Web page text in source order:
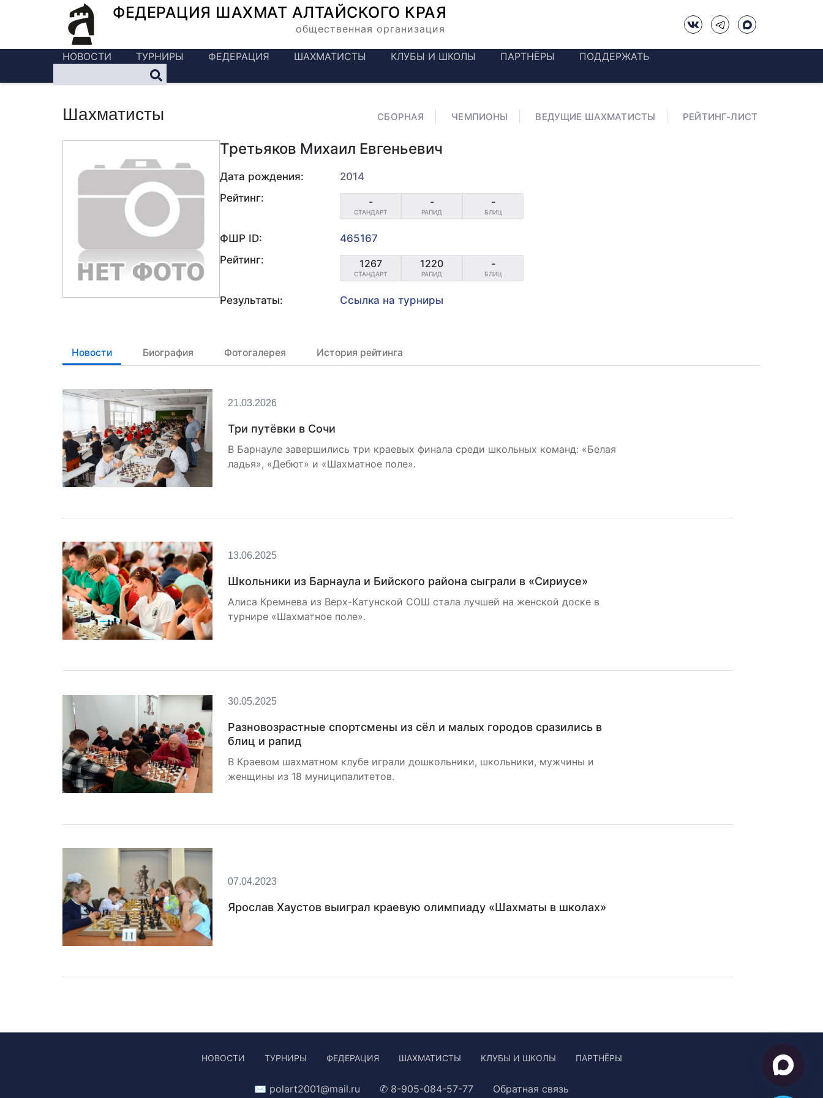
ФЕДЕРАЦИЯ ШАХМАТ АЛТАЙСКОГО КРАЯ
общественная организация
НОВОСТИ ТУРНИРЫ ФЕДЕРАЦИЯ ШАХМАТИСТЫ КЛУБЫ И ШКОЛЫ ПАРТНЁРЫ ПОДДЕРЖАТЬ
Шахматисты СБОРНАЯ ЧЕМПИОНЫ ВЕДУЩИЕ ШАХМАТИСТЫ РЕЙТИНГ-ЛИСТ
Третьяков Михаил Евгеньевич
Дата рождения:
2014
Рейтинг:
-
СТАНДАРТ
-
РАПИД
-
БЛИЦ
ФШР ID:
465167
Рейтинг:
1267
СТАНДАРТ
1220
РАПИД
-
БЛИЦ
Результаты: Ссылка на турниры
Новости Биография Фотогалерея История рейтинга
21.03.2026
Три путёвки в Сочи
В Барнауле завершились три краевых финала среди школьных команд: «Белая
ладья», «Дебют» и «Шахматное поле».
13.06.2025
Школьники из Барнаула и Бийского района сыграли в «Сириусе»
Алиса Кремнева из Верх-Катунской СОШ стала лучшей на женской доске в
турнире «Шахматное поле».
30.05.2025
Разновозрастные спортсмены из сёл и малых городов сразились в
блиц и рапид
В Краевом шахматном клубе играли дошкольники, школьники, мужчины и
женщины из 18 муниципалитетов.
07.04.2023
Ярослав Хаустов выиграл краевую олимпиаду «Шахматы в школах»
НОВОСТИ ТУРНИРЫ ФЕДЕРАЦИЯ ШАХМАТИСТЫ КЛУБЫ И ШКОЛЫ ПАРТНЁРЫ
✉ polart2001@mail.ru ✆ 8-905-084-57-77 Обратная связь